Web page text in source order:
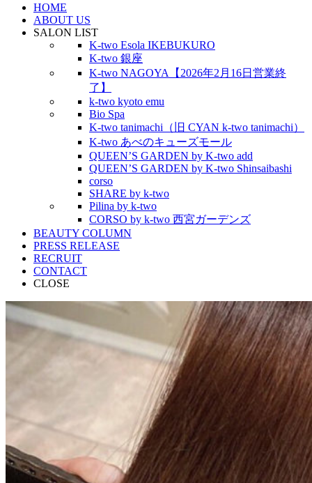
HOME
ABOUT US
SALON LIST
K-two Esola IKEBUKURO
K-two 銀座
K-two NAGOYA【2026年2月16日営業終
了】
k-two kyoto emu
Bio Spa
K-two tanimachi（旧 CYAN k-two tanimachi）
K-two あべのキューズモール
QUEEN’S GARDEN by K-two add
QUEEN’S GARDEN by K-two Shinsaibashi
corso
SHARE by k-two
Pilina by k-two
CORSO by k-two 西宮ガーデンズ
BEAUTY COLUMN
PRESS RELEASE
RECRUIT
CONTACT
CLOSE